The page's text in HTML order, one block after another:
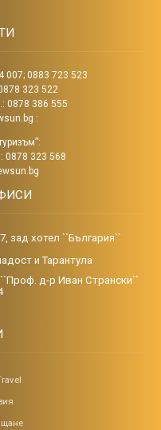
007; 0883 723 523
323 522
0878 386 555
:
0878 323 568
зад хотел ``България``
и Тарантула
д-р Иван Странски``